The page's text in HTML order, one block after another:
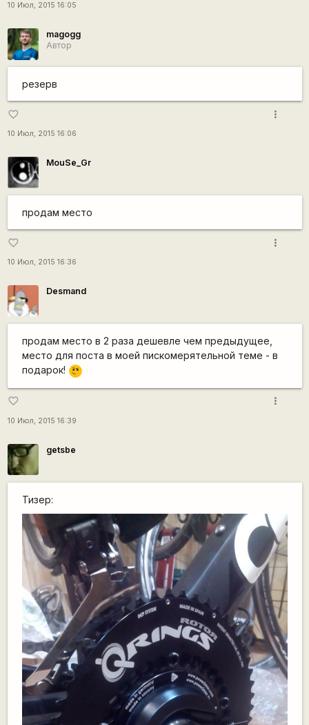
10 Июл, 2015 16:05
magogg
Автор
резерв
favorite_border
10 Июл, 2015 16:06
more_vert
MouSe_Gr
продам место
favorite_border
10 Июл, 2015 16:36
more_vert
Desmand
продам место в 2 раза дешевле чем предыдущее,
место для поста в моей пискомерятельной теме - в
подарок!
\m
/
favorite_border
10 Июл, 2015 16:39
more_vert
getsbe
Тизер: